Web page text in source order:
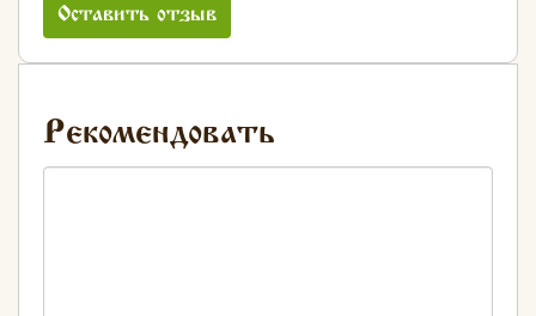
Оставить отзыв
Рекомендовать